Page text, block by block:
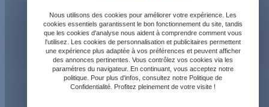
Horaires
Lundi - Vendredi : 9h - 19h
Nous utilisons des cookies pour améliorer votre expérience. Les
cookies essentiels garantissent le bon fonctionnement du site, tandis
que les cookies d'analyse nous aident à comprendre comment vous
l'utilisez. Les cookies de personnalisation et publicitaires permettent
une expérience plus adaptée à vos préférences et peuvent afficher
des annonces pertinentes. Vous contrôlez vos cookies via les
paramètres du navigateur. En continuant, vous acceptez notre
politique. Pour plus d'infos, consultez notre Politique de
Confidentialité. Profitez pleinement de votre visite !